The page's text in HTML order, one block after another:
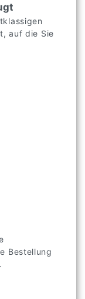
auf die Sie
Bestellung